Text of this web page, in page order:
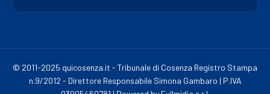
© 2011-2025 quicosenza.it - Tribunale di Cosenza Registro Stampa
n.9/2012 - Direttore Responsabile Simona Gambaro | P.IVA